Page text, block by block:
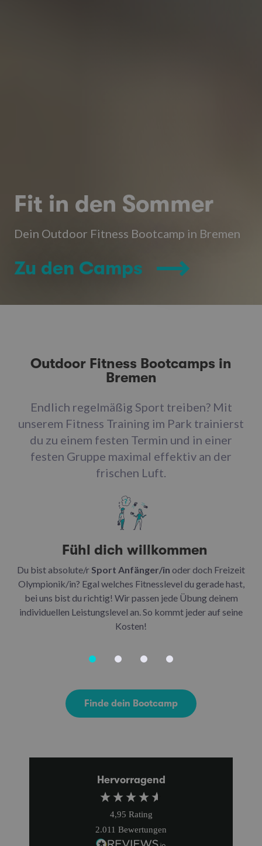
Fit in den Sommer
Dein Outdoor Fitness Bootcamp in Bremen
Zu den Camps
Outdoor Fitness Bootcamps in
Bremen
Endlich regelmäßig Sport treiben? Mit
unserem Fitness Training im Park trainierst
du zu einem festen Termin und in einer
festen Gruppe maximal effektiv an der
frischen Luft.
Fühl dich willkommen
Du bist absolute/r Sport Anfänger/in oder doch Freizeit
Olympionik/in? Egal welches Fitnesslevel du gerade hast,
bei uns bist du richtig! Wir passen jede Übung deinem
individuellen Leistungslevel an. So kommt jeder auf seine
Kosten!
Finde dein Bootcamp
Hervorragend
4,95 Rating
2.011 Bewertungen